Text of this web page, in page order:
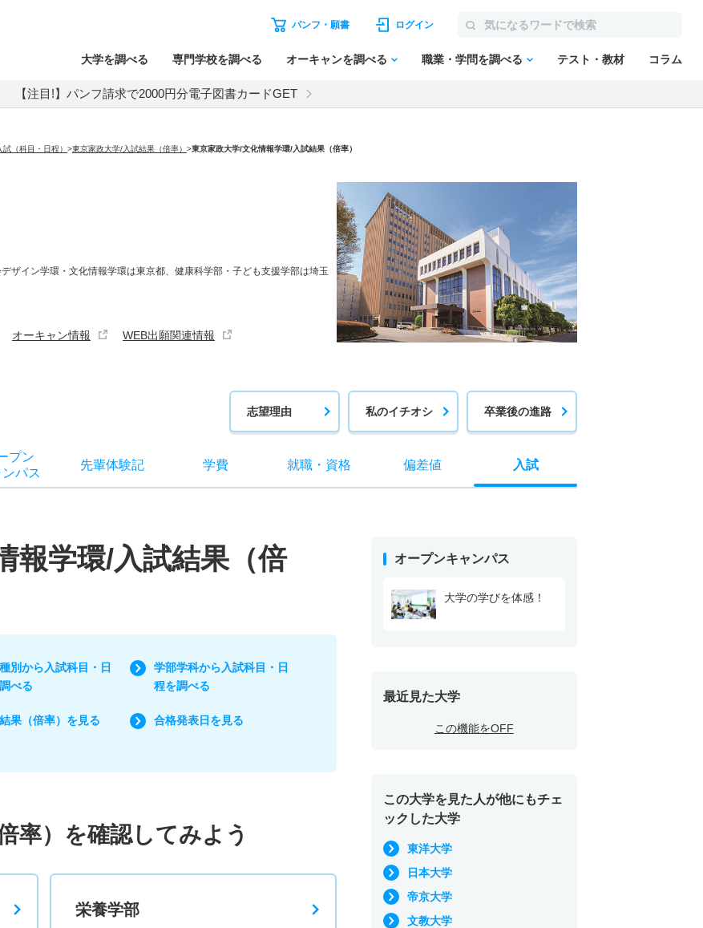
パンフ・願書 ログイン
大学を調べる 専門学校を調べる オーキャンを調べる 職業・学問を調べる テスト・教材 コラム
【注目!】パンフ請求で2000円分電子図書カードGET
（科目・日程） >東京家政大学/入試結果（倍率） >東京家政大学/文化情報学環/入試結果（倍率）
ザイン学環・文化情報学環は東京都、健康科学部・子ども支援学部は埼玉
オーキャン情報 WEB出願関連情報
志望理由 私のイチオシ 卒業後の進路
プン
パス
先輩体験記 学費 就職・ 資格 偏差値 入試
報学環/入試結果（倍
別から入試科目・日
べる
学部学科から入試科目・日
程を調べる
果（倍率）を見る 合格発表日を見る
率）を確認してみよう
栄養学部
オープンキャンパス
大学の学びを体感！
最近見た大学
この機能をOFF
この大学を見た人が他にもチェ
ックした大学
東洋大学
日本大学
帝京大学
文教大学